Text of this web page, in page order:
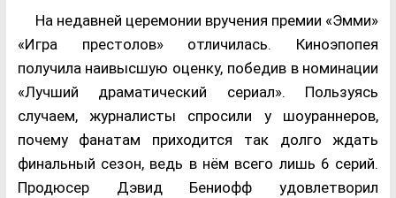
На недавней церемонии вручения премии «Эмми»
«Игра престолов» отличилась. Киноэпопея
получила наивысшую оценку, победив в номинации
«Лучший драматический сериал». Пользуясь
случаем, журналисты спросили у шоураннеров,
почему фанатам приходится так долго ждать
финальный сезон, ведь в нём всего лишь 6 серий.
Продюсер Дэвид Бениофф удовлетворил